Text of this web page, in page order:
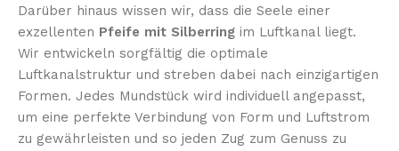
Darüber hinaus wissen wir, dass die Seele einer
exzellenten Pfeife mit Silberring im Luftkanal liegt.
Wir entwickeln sorgfältig die optimale
Luftkanalstruktur und streben dabei nach einzigartigen
Formen. Jedes Mundstück wird individuell angepasst,
um eine perfekte Verbindung von Form und Luftstrom
zu gewährleisten und so jeden Zug zum Genuss zu